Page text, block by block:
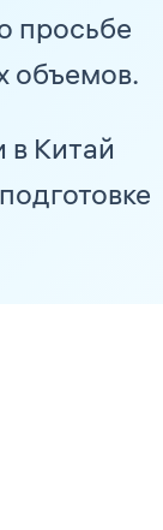
просьбе
объемов.
в Китай